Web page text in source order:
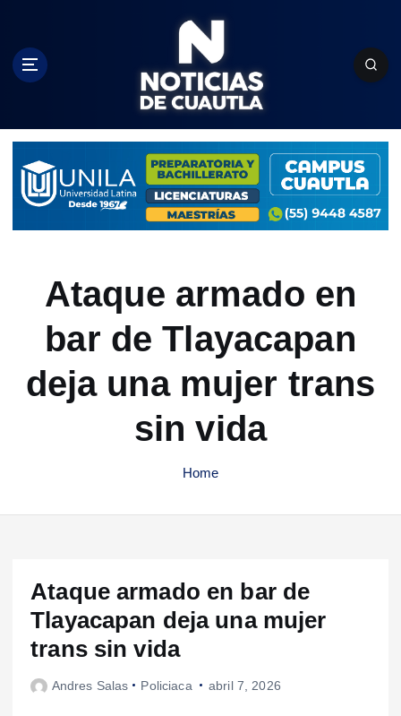
c
Ataque armado en
bar de Tlayacapan
deja una mujer trans
sin vida
Home
Ataque armado en bar de
Tlayacapan deja una mujer
trans sin vida
Andres Salas Policiaca abril 7, 2026